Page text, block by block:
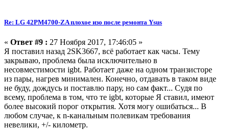
Re: LG 42PM4700-ZA плохое изо после ремонта Ysus
« Ответ #9 : 27 Ноября 2017, 17:46:05 »
Я поставил назад 2SK3667, всё работает как часы. Тему
закрываю, проблема была исключительно в
несовместимости igbt. Работает даже на одном транзисторе
из пары, нагрев минимален. Конечно, отдавать в таком виде
не буду, дождусь и поставлю пару, но сам факт... Судя по
всему, проблема в том, что те igbt, которые Я ставил, имеют
более высокий порог открытия. Хотя могу ошибаться... В
любом случае, к n-канальным полевикам требования
невелики, +/- километр.